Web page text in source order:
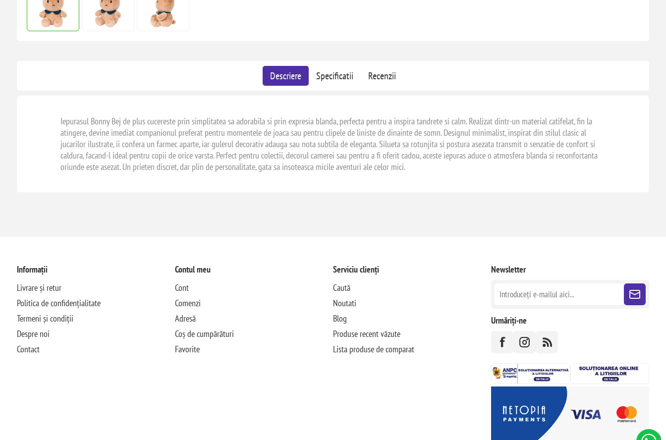
Descriere Specificatii Recenzii
Iepurasul Bonny Bej de plus cucereste prin simplitatea sa adorabila si prin expresia blanda, perfecta pentru a inspira tandrete si calm. Realizat dintr-un material catifelat, fin la
atingere, devine imediat companionul preferat pentru momentele de joaca sau pentru clipele de liniste de dinainte de somn. Designul minimalist, inspirat din stilul clasic al
jucarilor ilustrate, ii confera un farmec aparte, iar gulerul decorativ adauga sau nota subtila de eleganta. Silueta sa rotunjita si postura asezata transmit o senzatie de confort si
caldura, facand-l ideal pentru copii de orice varsta. Perfect pentru colectii, decorul camerei sau pentru a fi oferit cadou, aceste iepuras aduce o atmosfera blanda si reconfortanta
oriunde este asezat. Un prieten discret, dar plin de personalitate, gata sa insoteasca micile aventuri ale celor mici.
Informații
Livrare și retur
Politica de confidențialitate
Termeni și condiții
Despre noi
Contact
Contul meu
Cont
Comenzi
Adresă
Coș de cumpărături
Favorite
Serviciu clienți
Caută
Noutati
Blog
Produse recent văzute
Lista produse de comparat
Newsletter
Urmăriți-ne